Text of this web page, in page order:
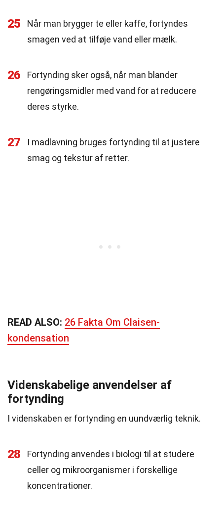
25
Når man brygger te eller kaffe, fortyndes
smagen ved at tilføje vand eller mælk.
26
Fortynding sker også, når man blander
rengøringsmidler med vand for at reducere
deres styrke.
27
I madlavning bruges fortynding til at justere
smag og tekstur af retter.
READ ALSO: 26 Fakta Om Claisen-
kondensation
Videnskabelige anvendelser af
fortynding
I videnskaben er fortynding en uundværlig teknik.
28
Fortynding anvendes i biologi til at studere
celler og mikroorganismer i forskellige
koncentrationer.